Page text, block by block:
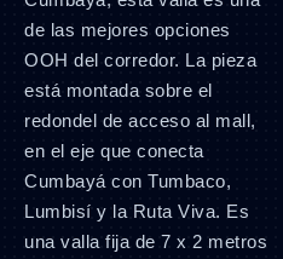
de las mejores opciones
OOH del corredor. La pieza
está montada sobre el
redondel de acceso al mall,
en el eje que conecta
Cumbayá con Tumbaco,
Lumbisí y la Ruta Viva. Es
una valla fija de 7 x 2 metros